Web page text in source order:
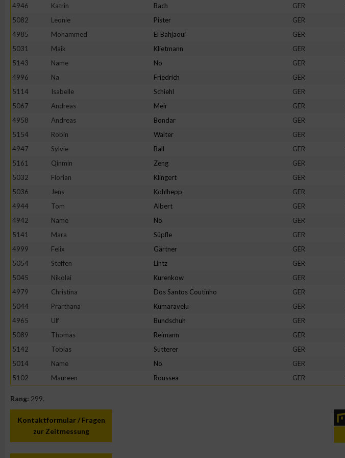
4946
Katrin Bach GER
5082
Leonie Pister GER
4985
Mohammed El Bahjaoui GER
5031
Maik Klietmann GER
5143
Name No GER
4996
Na Friedrich GER
5114
Isabelle Schiehl GER
5067
Andreas Meir GER
4958
Andreas Bondar GER
5154
Robin Walter GER
4947
Sylvie Ball GER
5161
Qinmin Zeng GER
5032
Florian Klingert GER
5036
Jens Kohlhepp GER
4944
Tom Albert GER
4942
Name No GER
5141
Mara Süpfle GER
4999
Felix Gärtner GER
5054
Steffen Lintz GER
5045
Nikolai Kurenkow GER
4979
Christina Dos Santos Coutinho GER
5044
Prarthana Kumaravelu GER
4965
Ulf Bundschuh GER
5089
Thomas Reimann GER
5142
Tobias Sutterer GER
5014
Name No GER
5102
Maureen Roussea GER
Rang: 299.
Kontaktformular / Fragen
zur Zeitmessung
Erstellung von Profilen zur Personalisierung von Inhalten
Verwendung von Profilen zur Auswahl personalisierter Inhalte
verschiedenen Quellen
Entwicklung und Verbesserung der Angebote
Verwendung reduzierter Daten zur Auswahl von Inhalten
IAB-Besonderheiten:
Verwendung genauer Standortdaten
Nicht-IAB-Verarbeitungszwecke:
Performance
Werbung